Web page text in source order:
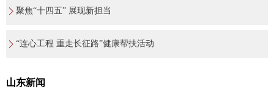
聚焦“十四五” 展现新担当
“连心工程 重走长征路”健康帮扶活动
山东新闻